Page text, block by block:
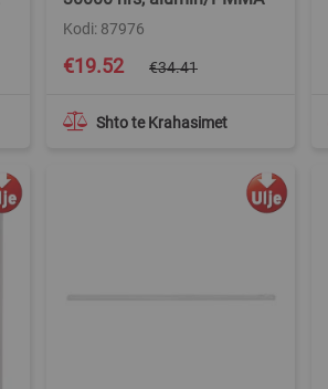
Kodi: 87976
Shto te Krahasimet
Special
Price
€19.52 €34.41